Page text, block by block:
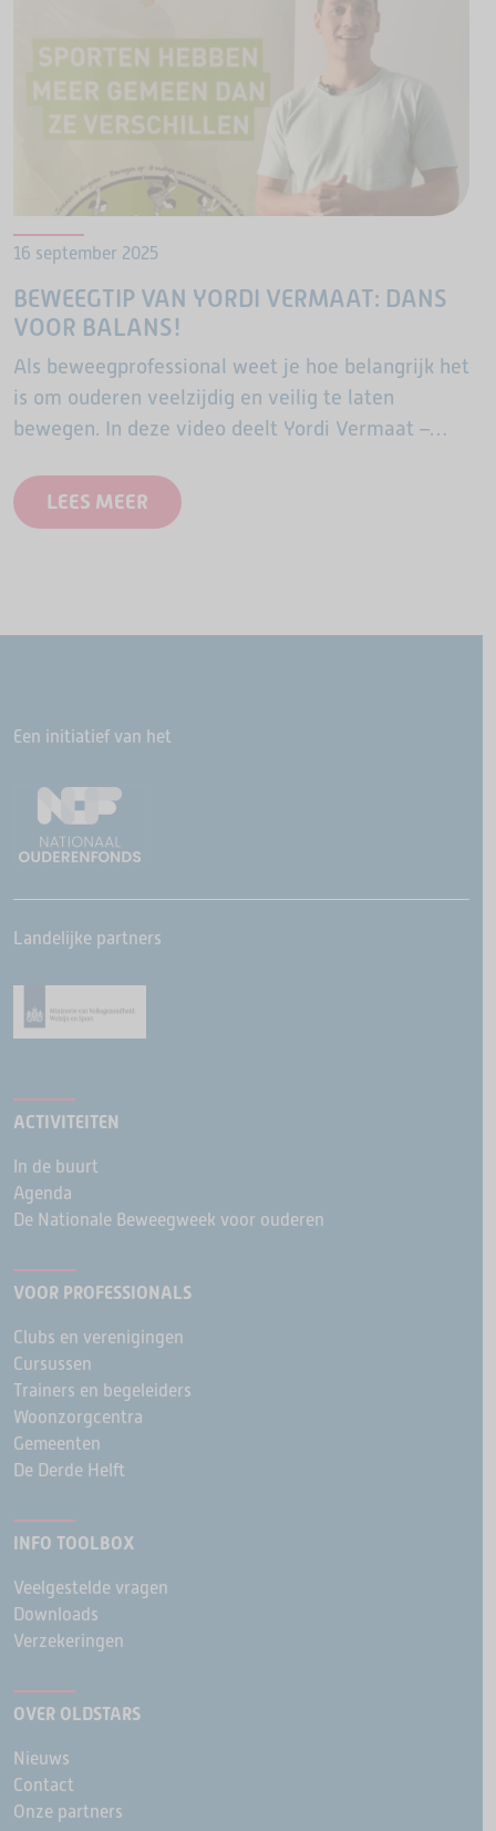
16 september 2025
BEWEEGTIP VAN YORDI VERMAAT: DANS
VOOR BALANS!
Als beweegprofessional weet je hoe belangrijk het
is om ouderen veelzijdig en veilig te laten
bewegen. In deze video deelt Yordi Vermaat –
praktijkvideo’s – een…
LEES MEER
Een initiatief van het
Landelijke partners
ACTIVITEITEN
In de buurt
Agenda
De Nationale Beweegweek voor ouderen
VOOR PROFESSIONALS
Clubs en verenigingen
Cursussen
Trainers en begeleiders
Woonzorgcentra
Gemeenten
De Derde Helft
INFO TOOLBOX
Veelgestelde vragen
Downloads
Verzekeringen
OVER OLDSTARS
Nieuws
Contact
Onze partners